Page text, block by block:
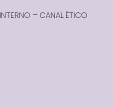
– CANAL ÉTICO